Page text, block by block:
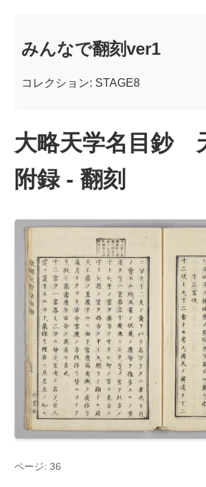
みんなで翻刻ver1
コレクション: STAGE8
大略天学名目鈔
附録 - 翻刻
ページ: 36